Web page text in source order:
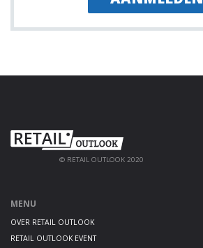
© RETAIL OUTLOOK 2020
MENU
OVER RETAIL OUTLOOK
RETAIL OUTLOOK EVENT